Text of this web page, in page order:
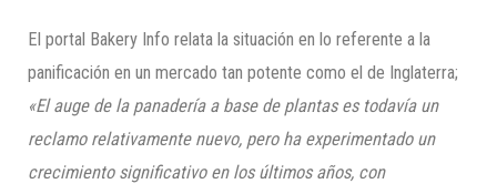
El portal Bakery Info relata la situación en lo referente a la
panificación en un mercado tan potente como el de Inglaterra;
«El auge de la panadería a base de plantas es todavía un
reclamo relativamente nuevo, pero ha experimentado un
crecimiento significativo en los últimos años, con